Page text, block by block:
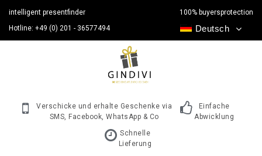
intelligent presentfinder
100% buyersprotection
Hotline: +49 (0) 201 - 36577494
Deutsch
Verschicke und erhalte Geschenke via
SMS, Facebook, WhatsApp & Co
Einfache
Abwicklung
Schnelle
Lieferung